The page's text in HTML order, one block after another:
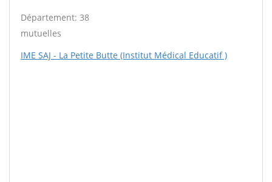
Département: 38
mutuelles
IME SAJ - La Petite Butte (Institut Médical Educatif )